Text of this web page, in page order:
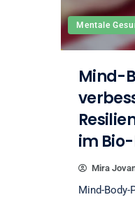
Mentale
Mind-
im
Mira
Mind-Body-